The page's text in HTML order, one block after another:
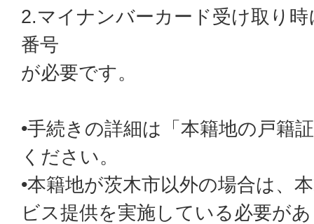
2.マイナンバーカード受け取り
番号
が必要です。
•手続きの詳細は「本籍地の戸籍
ください。
•本籍地が茨木市以外の場合は、
ビス提供を実施している必要が